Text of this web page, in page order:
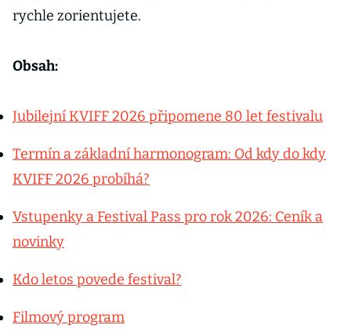
rychle zorientujete.
Obsah:
Jubilejní KVIFF 2026 připomene 80 let festivalu
Termín a základní harmonogram: Od kdy do kdy
KVIFF 2026 probíhá?
Vstupenky a Festival Pass pro rok 2026: Ceník a
novinky
Kdo letos povede festival?
Filmový program